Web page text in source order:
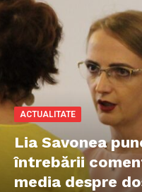
ACTUALITATE
Lia Savonea
întrebării
media despre